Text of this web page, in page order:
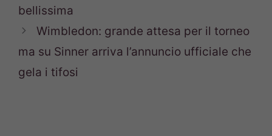
bellissima
Wimbledon: grande attesa per il torneo
ma su Sinner arriva l’annuncio ufficiale che
gela i tifosi